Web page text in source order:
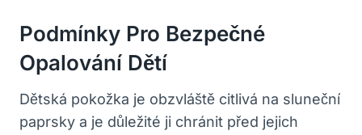
Podmínky Pro Bezpečné
Opalování Dětí
Dětská pokožka je obzvláště citlivá na sluneční
paprsky a je důležité ji chránit před jejich